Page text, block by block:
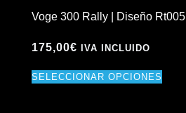
Voge 300 Rally | Diseño Rt005
175,00€ IVA INCLUIDO
SELECCIONAR OPCIONES